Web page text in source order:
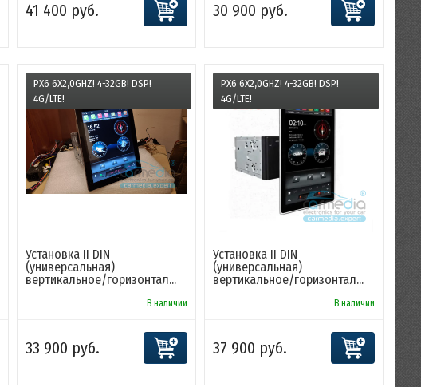
41 400 руб. 30 900 руб.
PX6 6X2,0GHZ! 4-32GB! DSP!
4G/LTE!
Установка II DIN
(универсальная)
вертикальное/горизонтал...
В наличии
33 900 руб.
PX6 6X2,0GHZ! 4-32GB! DSP!
4G/LTE!
Установка II DIN
(универсальная)
вертикальное/горизонтал...
В наличии
37 900 руб.